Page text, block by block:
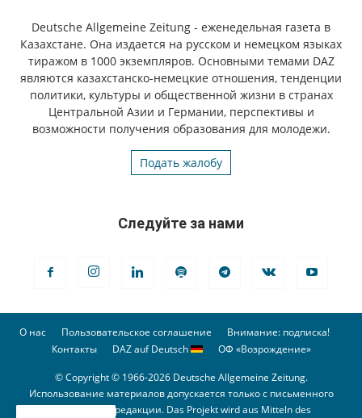
Deutsche Allgemeine Zeitung - еженедельная газета в
Казахстане. Она издается на русском и немецком языках
тиражом в 1000 экземпляров. Основными темами DAZ
являются казахстанско-немецкие отношения, тенденции
политики, культуры и общественной жизни в странах
Центральной Азии и Германии, перспективы и
возможности получения образования для молодежи.
Подать жалобу
Следуйте за нами
О нас Пользовательское соглашение
Внимание: подписка!
Контакты
DAZ auf Deutsch ОФ «Возрождение»
© Copyright © 1966-2026 Deutsche Allgemeine Zeitung.
Использование материалов допускается только с письменного
разрешения редакции. Das Projekt wird aus Mitteln des